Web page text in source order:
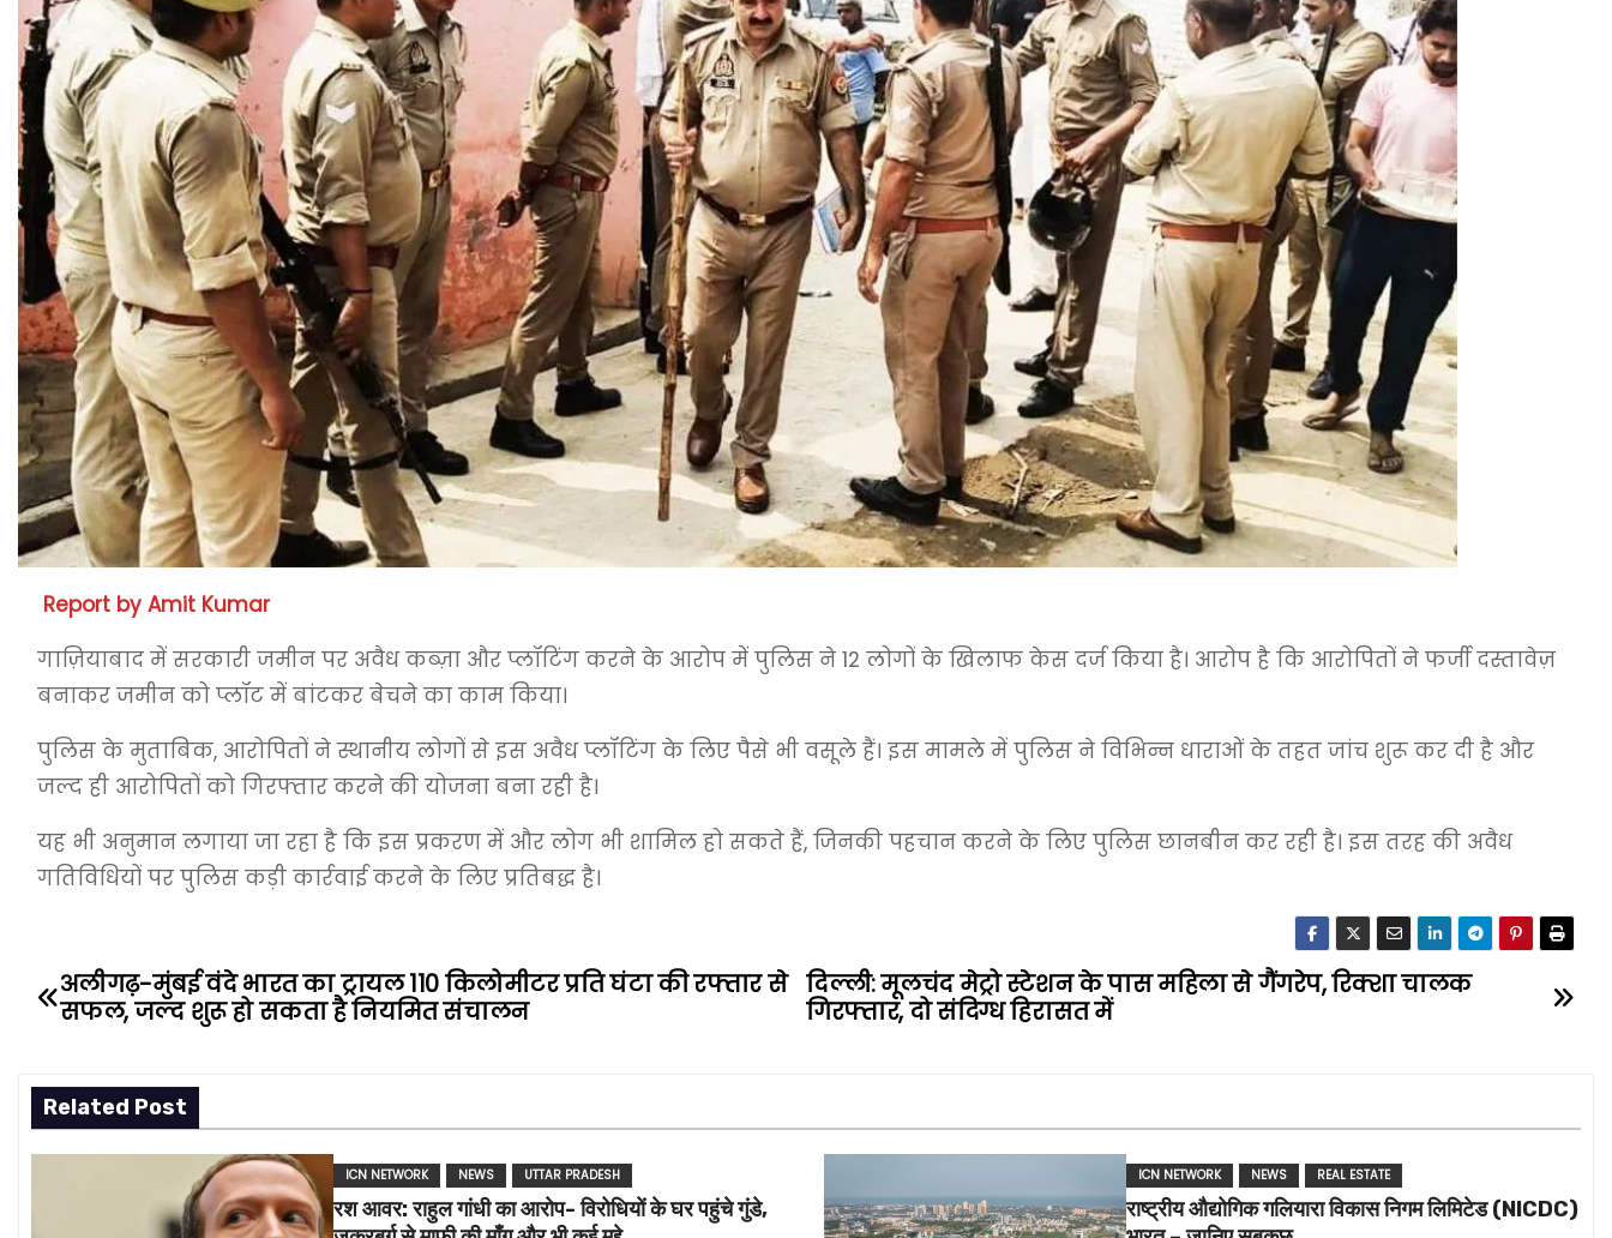
Report by Amit Kumar
गाज़ियाबाद में सरकारी जमीन पर अवैध कब्ज़ा और प्लॉटिंग करने के आरोप में पुलिस ने 12 लोगों के खिलाफ केस दर्ज किया है। आरोप है कि आरोपितों ने फर्जी दस्तावेज़
बनाकर जमीन को प्लॉट में बांटकर बेचने का काम किया।
पुलिस के मुताबिक, आरोपितों ने स्थानीय लोगों से इस अवैध प्लॉटिंग के लिए पैसे भी वसूले हैं। इस मामले में पुलिस ने विभिन्न धाराओं के तहत जांच शुरू कर दी है और
जल्द ही आरोपितों को गिरफ्तार करने की योजना बना रही है।
यह भी अनुमान लगाया जा रहा है कि इस प्रकरण में और लोग भी शामिल हो सकते हैं, जिनकी पहचान करने के लिए पुलिस छानबीन कर रही है। इस तरह की अवैध
गतिविधियों पर पुलिस कड़ी कार्रवाई करने के लिए प्रतिबद्ध है।
P
s
t
दिल्ली: मूलचंद मेट्रो स्टेशन के पास महिला से गैंगरेप, रिक्शा चालक
गिरफ्तार, दो संदिग्ध हिरासत में
अलीगढ़-मुंबई वंदे भारत का ट्रायल 110 किलोमीटर प्रति घंटा की रफ्तार से
सफल, जल्द शुरू हो सकता है नियमित संचालन
Related Post
ICN NETWORK NEWS UTTAR PRADESH
रश आवर: राहुल गांधी का आरोप- विरोधियों के घर पहुंचे गुंडे,
ICN NETWORK NEWS REAL ESTATE
राष्ट्रीय औद्योगिक गलियारा विकास निगम लिमिटेड (NICDC)